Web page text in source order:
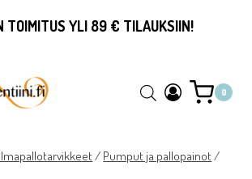
TOIMITUS YLI 89 € TILAUKSIIN!
0
Ilmapallotarvikkeet/ Pumput ja pallopainot/